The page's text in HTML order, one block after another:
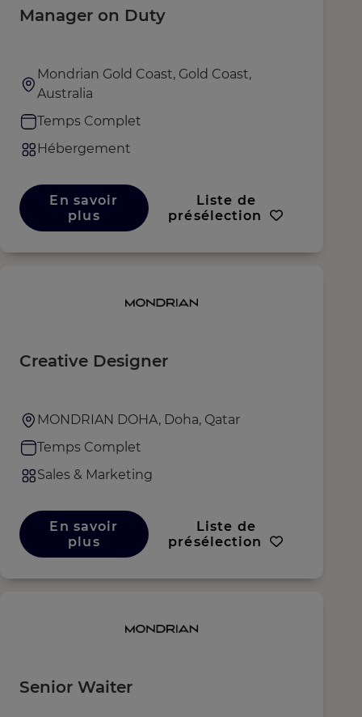
Manager on Duty
Mondrian Gold Coast, Gold Coast,
Australia
Temps Complet
Hébergement
En savoir
plus
Liste de
présélection
Creative Designer
MONDRIAN DOHA, Doha, Qatar
Temps Complet
Sales & Marketing
En savoir
plus
Liste de
présélection
Senior Waiter